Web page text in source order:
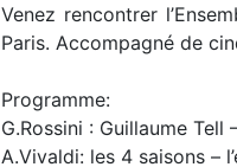
Venez rencontrer
Paris. Accompagné de
Programme:
G.Rossini : Guillaume Tell
A.Vivaldi: les 4 saisons –